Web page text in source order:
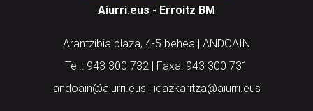
Aiurri.eus - Erroitz BM
Arantzibia plaza, 4-5 behea | ANDOAIN
Tel.: 943 300 732 | Faxa: 943 300 731
andoain@aiurri.eus | idazkaritza@aiurri.eus